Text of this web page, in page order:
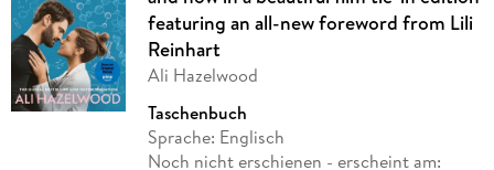
featuring an all-new foreword from Lili
Reinhart
Ali Hazelwood
Taschenbuch
Sprache: Englisch
Noch nicht erschienen - erscheint am: